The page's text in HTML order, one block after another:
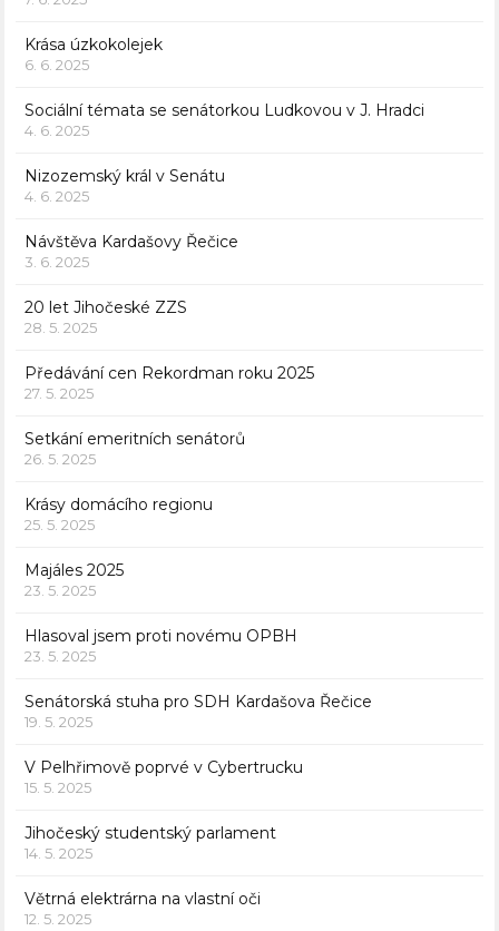
Krása úzkokolejek
6. 6. 2025
Sociální témata se senátorkou Ludkovou v J. Hradci
4. 6. 2025
Nizozemský král v Senátu
4. 6. 2025
Návštěva Kardašovy Řečice
3. 6. 2025
20 let Jihočeské ZZS
28. 5. 2025
Předávání cen Rekordman roku 2025
27. 5. 2025
Setkání emeritních senátorů
26. 5. 2025
Krásy domácího regionu
25. 5. 2025
Majáles 2025
23. 5. 2025
Hlasoval jsem proti novému OPBH
23. 5. 2025
Senátorská stuha pro SDH Kardašova Řečice
19. 5. 2025
V Pelhřimově poprvé v Cybertrucku
15. 5. 2025
Jihočeský studentský parlament
14. 5. 2025
Větrná elektrárna na vlastní oči
12. 5. 2025